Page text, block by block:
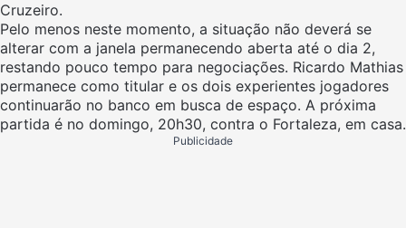
Cruzeiro.
Pelo menos neste momento, a situação não deverá se
alterar com a janela permanecendo aberta até o dia 2,
restando pouco tempo para negociações. Ricardo Mathias
permanece como titular e os dois experientes jogadores
continuarão no banco em busca de espaço. A próxima
partida é no domingo, 20h30, contra o Fortaleza, em casa.
Publicidade